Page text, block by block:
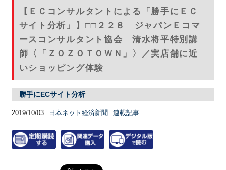
【ＥＣコンサルタントによる「勝手にＥＣ
サイト分析」】□□２２８ ジャパンＥコマ
ースコンサルタント協会 清水将平特別講
師〈「ＺＯＺＯＴＯＷＮ」〉／実店舗に近
いショッピング体験
勝手にECサイト分析
2019/10/03 日本ネット経済新聞 連載記事